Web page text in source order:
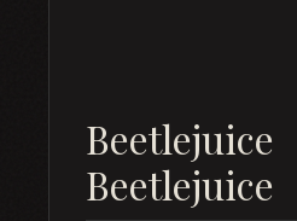
Beetlejuice
Beetlejuice